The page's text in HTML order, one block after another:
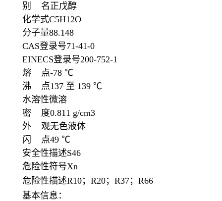
别 名正戊醇
化学式C5H12O
分子量88.148
CAS登录号71-41-0
EINECS登录号200-752-1
熔 点-78 ℃
沸 点137 至 139 ℃
水溶性微溶
密 度0.811 g/cm3
外 观无色液体
闪 点49 ℃
安全性描述S46
危险性符号Xn
危险性描述R10；R20；R37；R66
基本信息：